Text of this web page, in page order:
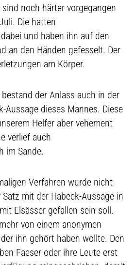
sind noch härter vorgegangen
Die hatten
und haben ihn auf den
an den Händen gefesselt. Der
am Körper.
der Anlass auch in der
Aussage dieses Mannes. Diese
Helfer aber vehement
verlief auch
im Sande.
Verfahren wurde nicht
mit der Habeck-Aussage in
Elsässer gefallen sein soll.
von einem anonymen
ihn gehört haben wollte. Den
Faeser oder ihre Leute erst